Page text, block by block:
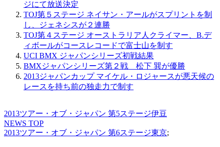
ジにて放送決定
TOJ第５ステージ ネイサン・アールがスプリントを制
し、ジェネシスが２連勝
TOJ第４ステージ オーストラリア人クライマー、B.デ
ィボールがコースレコードで富士山を制す
UCI BMX ジャパンシリーズ初戦結果
BMXジャパンシリーズ第２戦 松下 巽が優勝
2013ジャパンカップ マイケル・ロジャースが悪天候の
レースを持ち前の独走力で制す
2013ツアー・オブ・ジャパン 第5ステージ伊豆
NEWS TOP
2013ツアー・オブ・ジャパン 第6ステージ東京;